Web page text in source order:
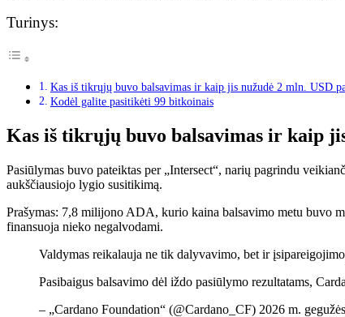
Turinys:
Kas iš tikrųjų buvo balsavimas ir kaip jis nužudė 2 mln. USD
Kodėl galite pasitikėti 99 bitkoinais
Kas iš tikrųjų buvo balsavimas ir kaip
Pasiūlymas buvo pateiktas per „Intersect“, narių pagrindu
aukščiausiojo lygio susitikimą.
Prašymas: 7,8 milijono ADA, kurio kaina balsavimo metu buvo
finansuoja nieko negalvodami.
Valdymas reikalauja ne tik dalyvavimo, bet ir
Pasibaigus balsavimo dėl iždo pasiūlymo rezultatams,
– „Cardano Foundation“ (@Cardano_CF) 2026 m.